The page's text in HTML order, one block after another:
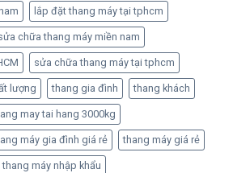
lắp đặt thang máy tại tphcm
chữa thang máy miền nam
sửa chữa thang máy tại tphcm
lượng thang gia đình thang khách
may tai hang 3000kg
máy gia đình giá rẻ thang máy giá rẻ
thang máy nhập khẩu